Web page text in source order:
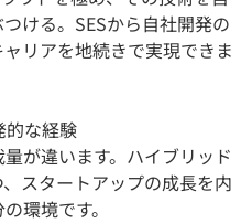
ける。SESから自社開発の
リアを地続きで実現できま
的な経験
が違います。ハイブリッド
スタートアップの成長を内
環境です。